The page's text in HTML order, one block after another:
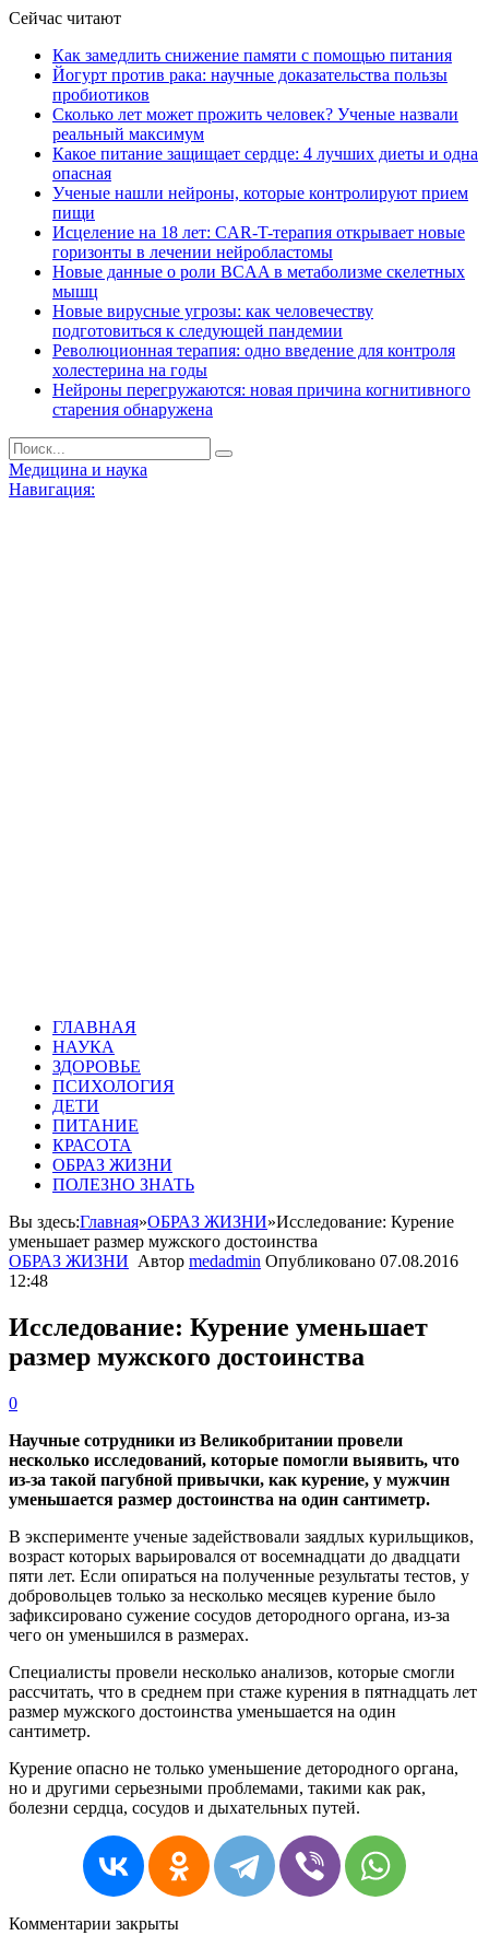
Сейчас читают
Как замедлить снижение памяти с помощью питания
Йогурт против рака: научные доказательства пользы
пробиотиков
Сколько лет может прожить человек? Ученые назвали
реальный максимум
Какое питание защищает сердце: 4 лучших диеты и одна
опасная
Ученые нашли нейроны, которые контролируют прием
пищи
Исцеление на 18 лет: CAR-T-терапия открывает новые
горизонты в лечении нейробластомы
Новые данные о роли BCAA в метаболизме скелетных
мышц
Новые вирусные угрозы: как человечеству
подготовиться к следующей пандемии
Революционная терапия: одно введение для контроля
холестерина на годы
Нейроны перегружаются: новая причина когнитивного
старения обнаружена
Медицина и наука
Навигация:
ГЛАВНАЯ
НАУКА
ЗДОРОВЬЕ
ПСИХОЛОГИЯ
ДЕТИ
ПИТАНИЕ
КРАСОТА
ОБРАЗ ЖИЗНИ
ПОЛЕЗНО ЗНАТЬ
Вы здесь:Главная»ОБРАЗ ЖИЗНИ»Исследование: Курение
уменьшает размер мужского достоинства
ОБРАЗ ЖИЗНИ Автор medadmin Опубликовано 07.08.2016
12:48
Исследование: Курение уменьшает
размер мужского достоинства
0
Научные сотрудники из Великобритании провели
несколько исследований, которые помогли выявить, что
из-за такой пагубной привычки, как курение, у мужчин
уменьшается размер достоинства на один сантиметр.
В эксперименте ученые задействовали заядлых курильщиков,
возраст которых варьировался от восемнадцати до двадцати
пяти лет. Если опираться на полученные результаты тестов, у
добровольцев только за несколько месяцев курение было
зафиксировано сужение сосудов детородного органа, из-за
чего он уменьшился в размерах.
Специалисты провели несколько анализов, которые смогли
рассчитать, что в среднем при стаже курения в пятнадцать лет
размер мужского достоинства уменьшается на один
сантиметр.
Курение опасно не только уменьшение детородного органа,
но и другими серьезными проблемами, такими как рак,
болезни сердца, сосудов и дыхательных путей.
Комментарии закрыты